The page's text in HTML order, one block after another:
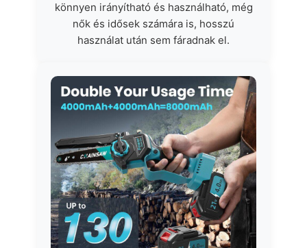
könnyen irányítható és használható, még
nők és idősek számára is, hosszú
használat után sem fáradnak el.